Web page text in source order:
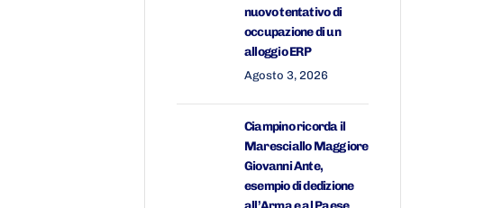
nuovo tentativo di
occupazione di un
alloggio ERP
Agosto 3, 2026
Ciampino ricorda il
Maresciallo Maggiore
Giovanni Ante,
esempio di dedizione